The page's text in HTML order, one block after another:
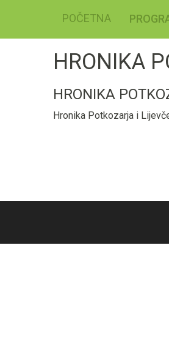
POČETNA
HRONIKA
HRONIKA
Hronika Potkozarja i